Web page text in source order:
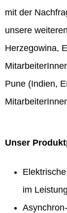
mit der
unsere
Herzegowina,
Pune (Indien,
Unser
im